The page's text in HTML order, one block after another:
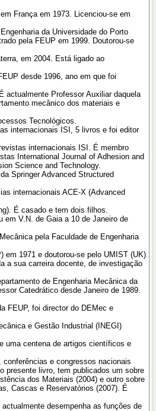
França em 1973. Licenciou-se em
da Universidade do Porto
pela FEUP em 1999. Doutorou-se
em 2004. Está ligado ao
desde 1996, ano em que foi
actualmente Professor Auxiliar daquela
mecânico dos materiais e
Tecnológicos.
internacionais ISI, 5 livros e foi editor
internacionais ISI. É membro
International Journal of Adhesion and
Science and Technology.
Springer Advanced Structured
internacionais ACE-X (Advanced
É casado e tem dois filhos.
em V.N. de Gaia a 10 de Janeiro de
pela Faculdade de Engenharia
em 1971 e doutorou-se pelo UMIST (UK)
a sua carreira docente, de investigação
de Engenharia Mecânica da
Catedrático desde Janeiro de 1989.
FEUP, foi director do DEMec e
e Gestão Industrial (INEGI)
uma centena de artigos científicos e
e congressos nacionais
presente livro, tem publicados um sobre
dos Materiais (2004) e outro sobre
Cascas e Reservatórios (2007). É
desempenha as funções de